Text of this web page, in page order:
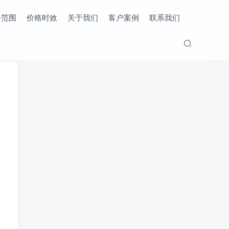
围 价格时效 关于我们 客户案例 联系我们